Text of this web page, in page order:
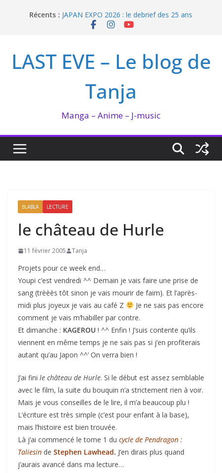
Récents : JAPAN EXPO 2026 : le debrief des 25 ans
Bilan lecture et visionnage de juillet 2026
Enomoto n’est pas un ange
LAST EVE – Le blog de
Tanja
Manga – Anime – J-music
BLABLA LECTURE
le château de Hurle
11 février 2005 Tanja
Projets pour ce week end…
Youpi c’est vendredi ^^ Demain je vais faire une prise de
sang (trèèès tôt sinon je vais mourir de faim). Et l’après-
midi plus joyeux je vais au café Z
Je ne sais pas encore
comment je vais m’habiller par contre.
Et dimanche : KAGEROU ! ^^ Enfin ! J’suis contente qu’ils
viennent en même temps je ne sais pas si j’en profiterais
autant qu’au Japon ^^’ On verra bien !
J’ai fini le château de Hurle. Si le début est assez semblable
avec le film, la suite du bouquin n’a strictement rien à voir.
Mais je vous conseilles de le lire, il m’a beaucoup plu !
L’écriture est très simple (c’est pour enfant à la base),
mais l’histoire est bien trouvée.
Là j’ai commencé le tome 1 du cycle de Pendragon :
Taliesin de Stephen Lawhead. J’en dirais plus quand
j’aurais avancé dans ma lecture…